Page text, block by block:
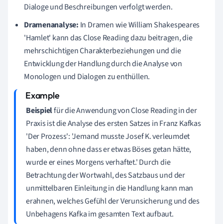
Dialoge und Beschreibungen verfolgt werden.
Dramenanalyse: In Dramen wie William Shakespeares
'Hamlet' kann das Close Reading dazu beitragen, die
mehrschichtigen Charakterbeziehungen und die
Entwicklung der Handlung durch die Analyse von
Monologen und Dialogen zu enthüllen.
Beispielfür die Anwendung von Close Reading in der
Praxis ist die Analyse des ersten Satzes in Franz Kafkas
'Der Prozess': 'Jemand musste Josef K. verleumdet
haben, denn ohne dass er etwas Böses getan hätte,
wurde er eines Morgens verhaftet.' Durch die
Betrachtung der Wortwahl, des Satzbaus und der
unmittelbaren Einleitung in die Handlung kann man
erahnen, welches Gefühl der Verunsicherung und des
Unbehagens Kafka im gesamten Text aufbaut.